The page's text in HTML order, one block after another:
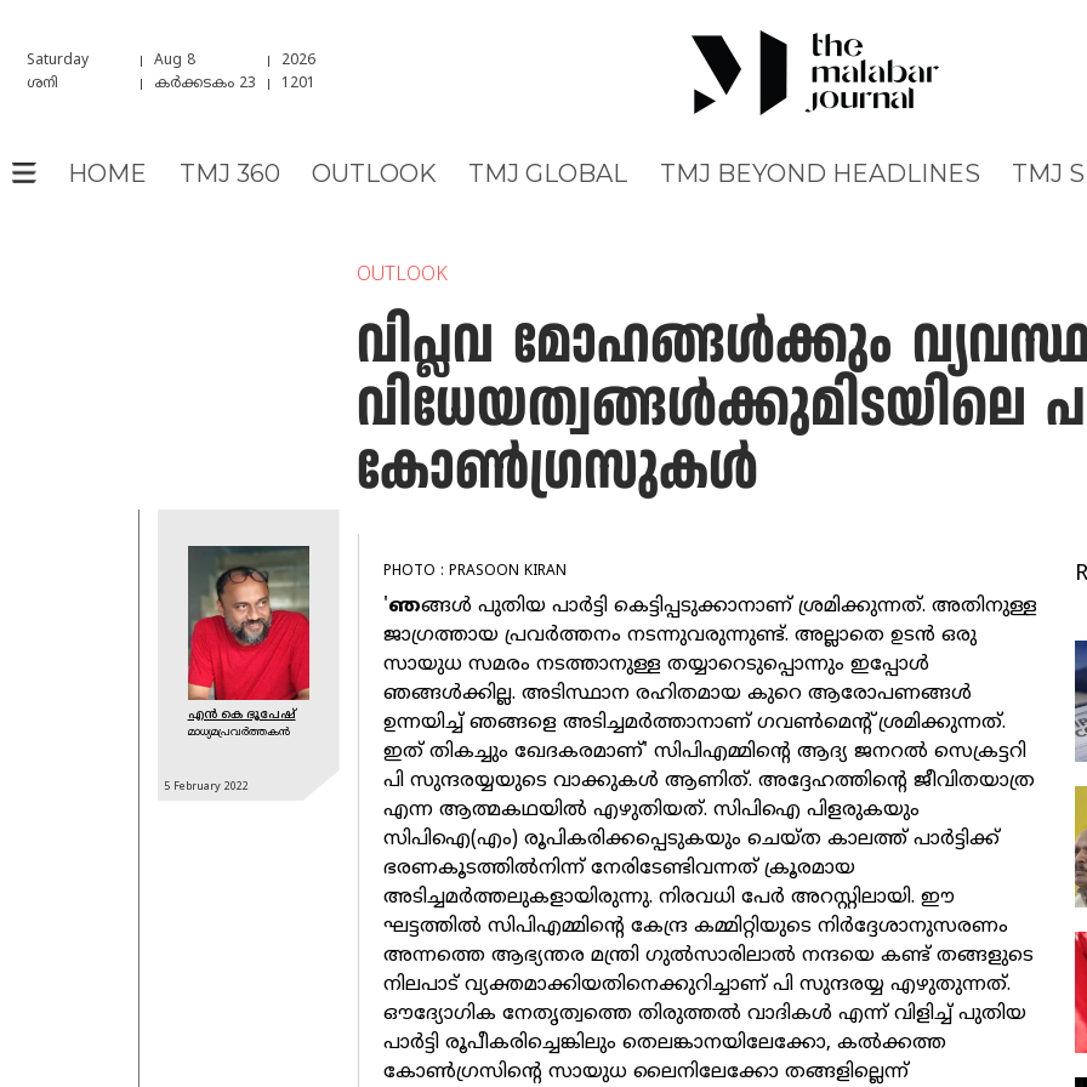
Saturday Aug 8
2026
ശനി
കർക്കടകം 23 1201
HOME TMJ 360 OUTLOOK TMJ GLOBAL TMJ BEYOND HEADLINES TMJ
OUTLOOK
വിപ്ലവ മോഹങ്ങള്‍ക്കും
വിധേയത്വങ്ങള്‍ക്കുമിടയിലെ
കോണ്‍ഗ്രസുകള്‍
എന്‍ കെ ഭൂപേഷ്
മാധ്യമപ്രവര്‍ത്തകന്‍
5 February2022
PHOTO : PRASOON KIRAN
'ഞങ്ങള്‍ പുതിയ പാര്‍ട്ടി കെട്ടിപ്പടുക്കാനാണ് ശ്രമിക്കുന്നത്. അതിനുള്ള
ജാഗ്രത്തായ പ്രവര്‍ത്തനം നടന്നുവരുന്നുണ്ട്. അല്ലാതെ ഉടന്‍ ഒരു
സായുധ സമരം നടത്താനുള്ള തയ്യാറെടുപ്പൊന്നും ഇപ്പോള്‍
ഞങ്ങള്‍ക്കില്ല. അടിസ്ഥാന രഹിതമായ കുറെ ആരോപണങ്ങള്‍
ഉന്നയിച്ച് ഞങ്ങളെ അടിച്ചമര്‍ത്താനാണ് ഗവണ്‍മെന്റ് ശ്രമിക്കുന്നത്.
ഇത് തികച്ചും ഖേദകരമാണ്' സിപിഎമ്മിന്റെ ആദ്യ ജനറല്‍ സെക്രട്ടറി
പി സുന്ദരയ്യയുടെ വാക്കുകള്‍ ആണിത്. അദ്ദേഹത്തിന്റെ ജീവിതയാത്ര
എന്ന ആത്മകഥയില്‍ എഴുതിയത്. സിപിഐ പിളരുകയും
സിപിഐ(എം) രൂപികരിക്കപ്പെടുകയും ചെയ്ത കാലത്ത് പാര്‍ട്ടിക്ക്
ഭരണകൂടത്തില്‍നിന്ന് നേരിടേണ്ടിവന്നത് ക്രൂരമായ
അടിച്ചമര്‍ത്തലുകളായിരുന്നു. നിരവധി പേര്‍ അറസ്റ്റിലായി. ഈ
ഘട്ടത്തില്‍ സിപിഎമ്മിന്റെ കേന്ദ്ര കമ്മിറ്റിയുടെ നിര്‍ദ്ദേശാനുസരണം
അന്നത്തെ ആഭ്യന്തര മന്ത്രി ഗുല്‍സാരിലാല്‍ നന്ദയെ കണ്ട് തങ്ങളുടെ
നിലപാട് വ്യക്തമാക്കിയതിനെക്കുറിച്ചാണ് പി സുന്ദരയ്യ എഴുതുന്നത്.
ഔദ്യോഗിക നേതൃത്വത്തെ തിരുത്തല്‍ വാദികള്‍ എന്ന് വിളിച്ച് പുതിയ
പാര്‍ട്ടി രൂപീകരിച്ചെങ്കിലും തെലങ്കാനയിലേക്കോ, കല്‍ക്കത്ത
കോണ്‍ഗ്രസിന്റെ സായുധ ലൈനിലേക്കോ തങ്ങളില്ലെന്ന്